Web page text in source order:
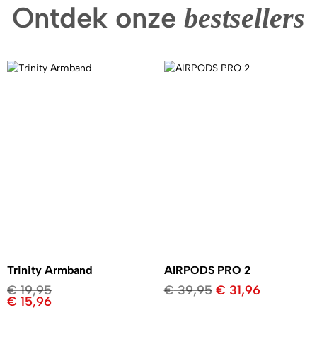
Ontdek onze bestsellers
Trinity Armband
€19,95
€ 15,96
AIRPODS PRO 2
€39,95 € 31,96